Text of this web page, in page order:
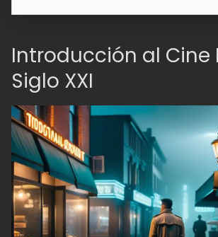
Introducción al Cine
Siglo XXI